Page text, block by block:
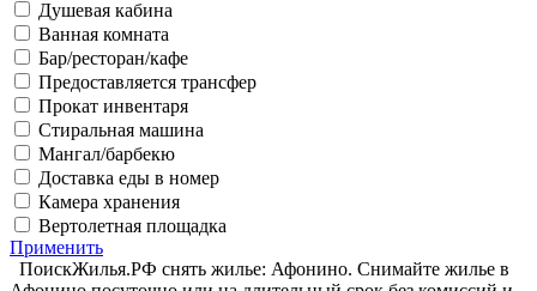
Душевая кабина
Ванная комната
Бар/ресторан/кафе
Предоставляется трансфер
Прокат инвентаря
Стиральная машина
Мангал/барбекю
Доставка еды в номер
Камера хранения
Вертолетная площадка
Применить
ПоискЖилья.РФ снять жилье: Афонино. Снимайте жилье в